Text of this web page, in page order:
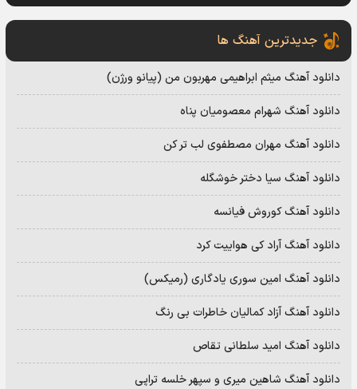
جدیدترین آهنگ ها
دانلود آهنگ میثم ابراهیمی مهربون من (پیانو ورژن)
دانلود آهنگ شهرام معصومیان پناه
دانلود آهنگ مهران مصطفوی لب تر کن
دانلود آهنگ سیا دختر خوشگله
دانلود آهنگ کوروش فیانسه
دانلود آهنگ آراد کی هواییت کرد
دانلود آهنگ امین سوری یادگاری (رمیکس)
دانلود آهنگ آزاد کمالیان خاطرات بی رنگ
دانلود آهنگ امید سلطانی تقاص
دانلود آهنگ شاهین میری و سپهر خلسه تراپی